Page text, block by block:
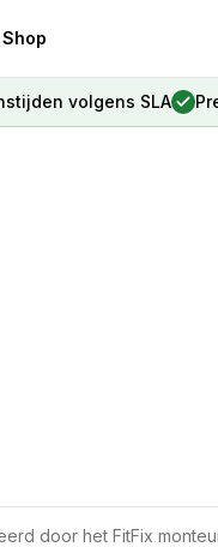
Shop
volgens SLA
door het FitFix